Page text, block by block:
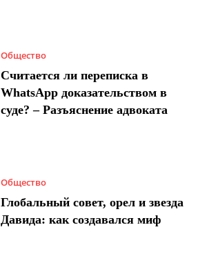
Общество
Считается ли переписка в
WhatsApp доказательством в
суде? – Разъяснение адвоката
Общество
Глобальный совет, орел и звезда
Давида: как создавался миф